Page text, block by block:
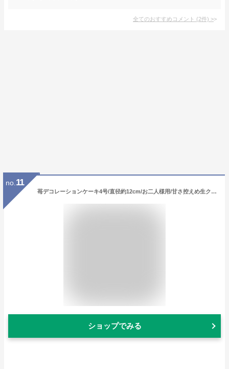
全てのおすすめコメント (2件) >
no. 11
苺デコレーションケーキ4号/直径約12cm/お二人様用/甘さ控えめ生クリーム/北海道産の小麦粉/スライス苺2段サンド(オーナメント＋キャンドル付き）
ショップでみる